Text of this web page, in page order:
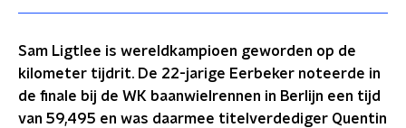
Sam Ligtlee is wereldkampioen geworden op de
kilometer tijdrit. De 22-jarige Eerbeker noteerde in
de finale bij de WK baanwielrennen in Berlijn een tijd
van 59,495 en was daarmee titelverdediger Quentin